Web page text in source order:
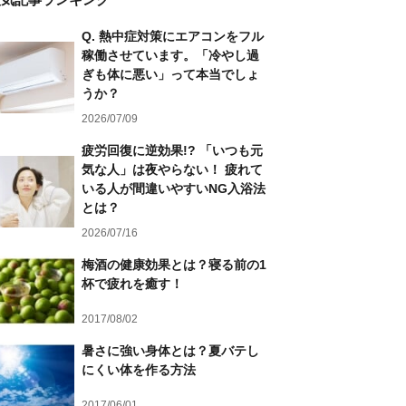
Q. 熱中症対策にエアコンをフル
稼働させています。「冷やし過
ぎも体に悪い」って本当でしょ
うか？
2026/07/09
疲労回復に逆効果!? 「いつも元
気な人」は夜やらない！ 疲れて
いる人が間違いやすいNG入浴法
とは？
2026/07/16
梅酒の健康効果とは？寝る前の1
杯で疲れを癒す！
2017/08/02
暑さに強い身体とは？夏バテし
にくい体を作る方法